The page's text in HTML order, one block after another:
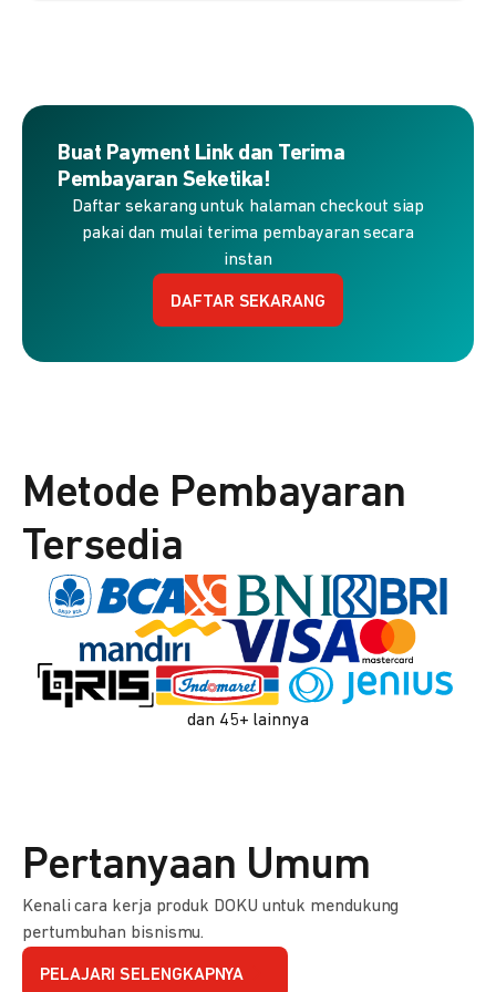
Buat Payment Link dan Terima
Pembayaran Seketika!
Daftar sekarang untuk halaman checkout siap
pakai dan mulai terima pembayaran secara
instan
DAFTAR SEKARANG
Metode Pembayaran
Tersedia
dan 45+ lainnya
Pertanyaan Umum
Kenali cara kerja produk DOKU untuk mendukung
pertumbuhan bisnismu.
PELAJARI SELENGKAPNYA